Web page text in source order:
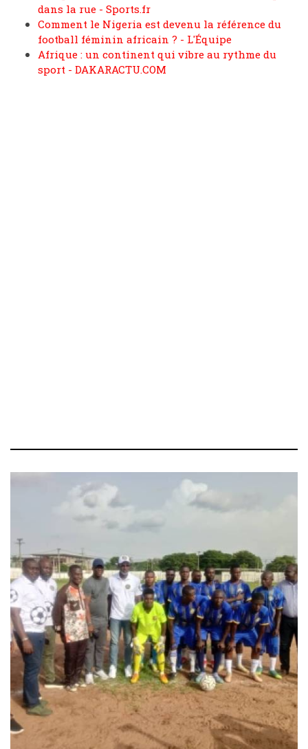
dans la rue - Sports.fr
Comment le Nigeria est devenu la référence du
football féminin africain ? - L'Équipe
Afrique : un continent qui vibre au rythme du
sport - DAKARACTU.COM